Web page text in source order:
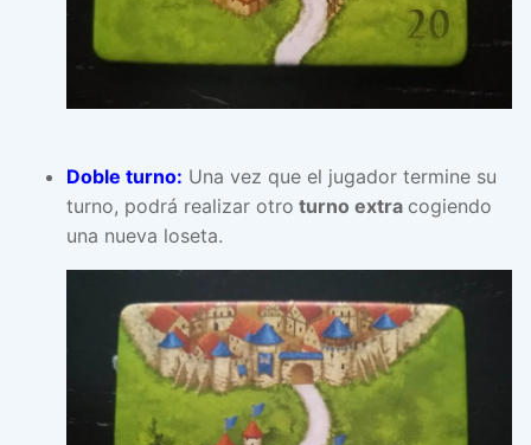
Doble turno: Una vez que el jugador termine su
turno, podrá realizar otro turno extra cogiendo
una nueva loseta.